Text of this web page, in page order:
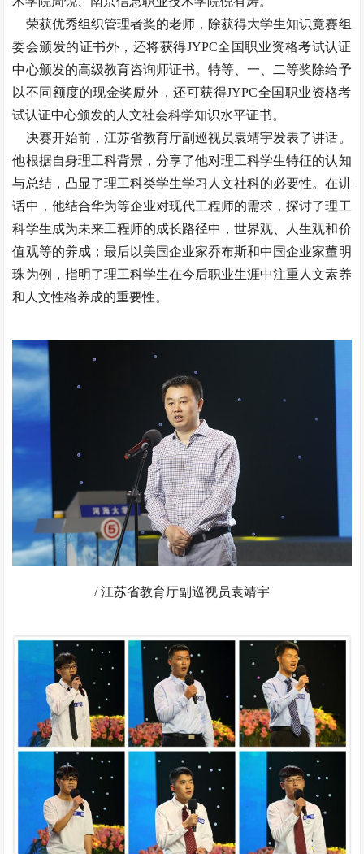
荣获优秀组织管理者奖的老师，除获得大学生知识竟赛组
委会颁发的证书外，还将获得JYPC全国职业资格考试认证
中心颁发的高级教育咨询师证书。特等、一、二等奖除给予
以不同额度的现金奖励外，还可获得JYPC全国职业资格考
试认证中心颁发的人文社会科学知识水平证书。
决赛开始前，江苏省教育厅副巡视员袁靖宇发表了讲话。
他根据自身理工科背景，分享了他对理工科学生特征的认知
与总结，凸显了理工科类学生学习人文社科的必要性。在讲
话中，他结合华为等企业对现代工程师的需求，探讨了理工
科学生成为未来工程师的成长路径中，世界观、人生观和价
值观等的养成；最后以美国企业家乔布斯和中国企业家董明
珠为例，指明了理工科学生在今后职业生涯中注重人文素养
和人文性格养成的重要性。
/ 江苏省教育厅副巡视员袁靖宇